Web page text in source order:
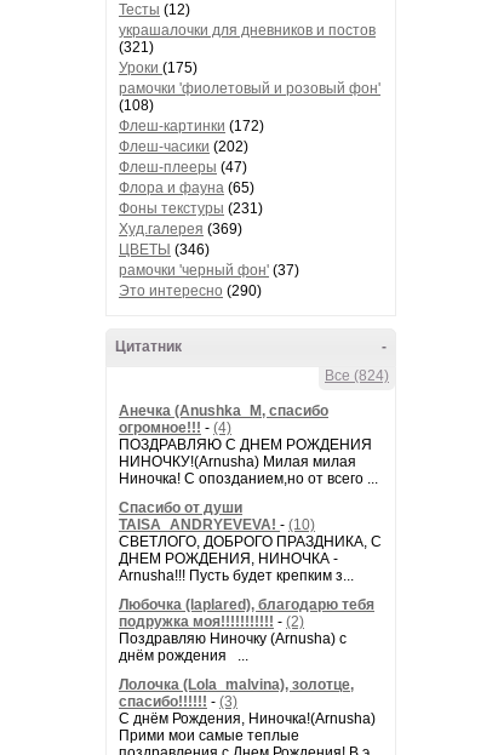
Тесты (12)
украшалочки для дневников и постов
(321)
Уроки (175)
рамочки 'фиолетовый и розовый фон'
(108)
Флеш-картинки (172)
Флеш-часики (202)
Флеш-плееры (47)
Флора и фауна (65)
Фоны текстуры (231)
Худ.галерея (369)
ЦВЕТЫ (346)
рамочки 'черный фон' (37)
Это интересно (290)
-
Цитатник
Все (824)
Анечка (Anushka_M, спасибо
огромное!!! - (4)
ПОЗДРАВЛЯЮ С ДНЕМ РОЖДЕНИЯ
НИНОЧКУ!(Arnusha) Милая милая
Ниночка! С опозданием,но от всего ...
Спасибо от души
TAISA_ANDRYEVEVA! - (10)
СВЕТЛОГО, ДОБРОГО ПРАЗДНИКА, С
ДНЕМ РОЖДЕНИЯ, НИНОЧКА -
Arnusha!!! Пусть будет крепким з...
Любочка (laplared), благодарю тебя
подружка моя!!!!!!!!!!! - (2)
Поздравляю Ниночку (Arnusha) с
днём рождения ...
Лолочка (Lola_malvina), золотце,
спасибо!!!!!! - (3)
С днём Рождения, Ниночка!(Аrnusha)
Прими мои самые теплые